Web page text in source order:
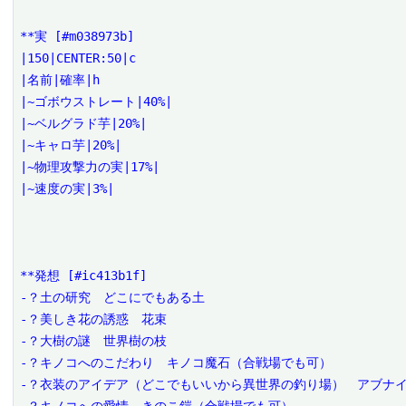
**実 [#m038973b]
|150|CENTER:50|c
|名前|確率|h
|~ゴボウストレート|40%|
|~ベルグラド芋|20%|
|~キャロ芋|20%|
|~物理攻撃力の実|17%|
|~速度の実|3%|
**発想 [#ic413b1f]
-？土の研究　どこにでもある土
-？美しき花の誘惑　花束
-？大樹の謎　世界樹の枝
-？キノコへのこだわり　キノコ魔石（合戦場でも可）
-？衣装のアイデア（どこでもいいから異世界の釣り場）　アブナ